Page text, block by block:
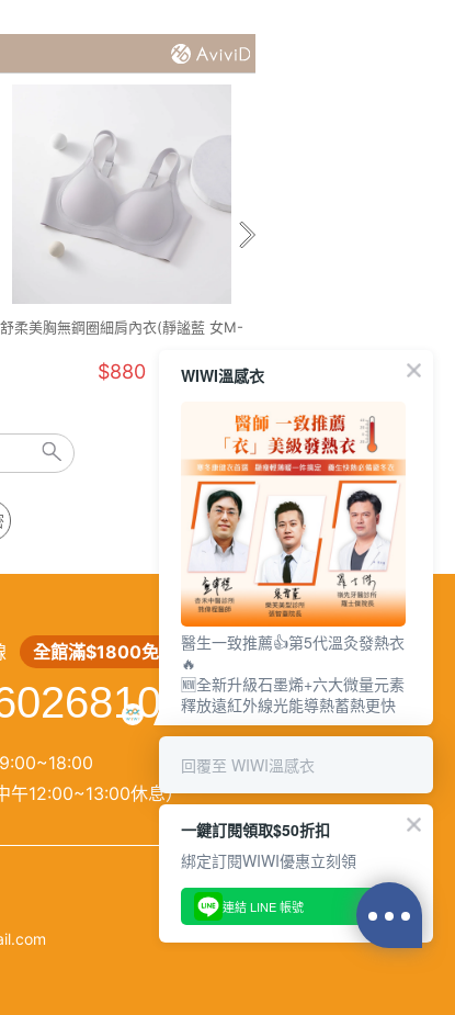
舒柔美胸無鋼圈細肩內衣(靜謐藍 女M-
$880 $880
繁│简
全館滿$1800免運
午12:00~13:00休息）
WIWI溫感衣
醫生一致推薦👍第5代溫灸發熱衣
🔥
🆕全新升級石墨烯+六大微量元素
釋放遠紅外線光能導熱蓄熱更快
回覆至 WIWI溫感衣
一鍵訂閱領取$50折扣
綁定訂閱WIWI優惠立刻領
連結 LINE 帳號